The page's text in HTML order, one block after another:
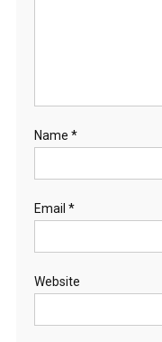
Name *
Email *
Website